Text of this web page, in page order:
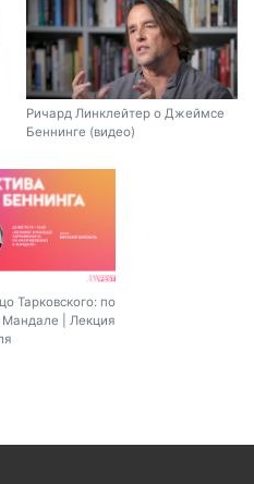
Ричард Линклейтер о Джеймсе
Беннинге (видео)
Тарковского: по
| Лекция